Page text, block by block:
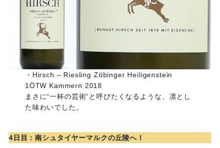
・Hirsch – Riesling Zöbinger Heiligenstein
1ÖTW Kammern 2018
まさに“一杯の芸術”と呼びたくなるような、凛とし
た味わいでした。
4日目：南シュタイヤーマルクの丘陵へ！